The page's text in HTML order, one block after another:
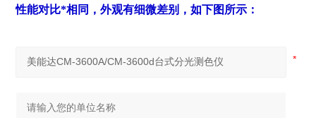
性能对比*相同，外观有细微差别，如下图所示：